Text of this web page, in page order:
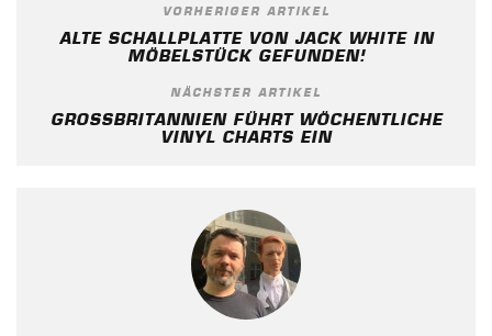
VORHERIGER ARTIKEL
ALTE SCHALLPLATTE VON JACK WHITE IN
MÖBELSTÜCK GEFUNDEN!
NÄCHSTER ARTIKEL
GROSSBRITANNIEN FÜHRT WÖCHENTLICHE V
INYL CHARTS EIN